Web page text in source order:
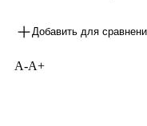
Добавить для